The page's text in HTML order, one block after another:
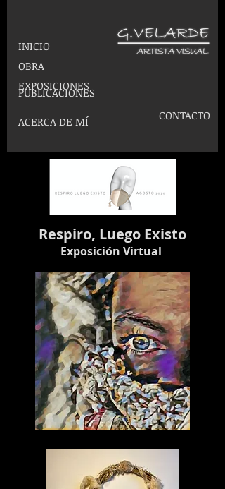
INICIO
OBRA
EXPOSICIONES
PUBLICACIONES
ACERCA DE MÍ CONTACTO
Respiro, Luego Existo
Exposición Virtual